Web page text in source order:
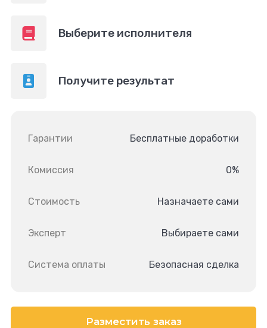
Выберите исполнителя
Получите результат
Гарантии Бесплатные доработки
Комиссия 0%
Стоимость Назначаете сами
Эксперт Выбираете сами
Система оплаты Безопасная сделка
Разместить заказ